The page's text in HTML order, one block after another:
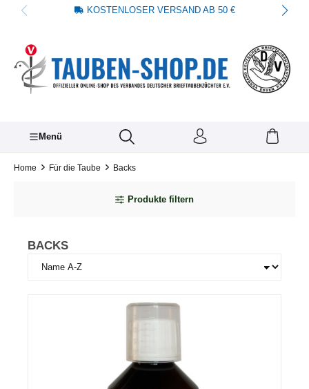
springen KOSTENLOSER VERSAND AB 50 €
Menü
Home Für die Taube Backs
Produkte filtern
BACKS